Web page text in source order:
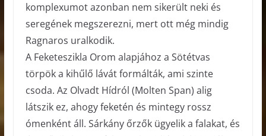
komplexumot azonban nem sikerült neki és
seregének megszerezni, mert ott még mindig
Ragnaros uralkodik.
A Feketeszikla Orom alapjához a Sötétvas
törpök a kihűlő lávát formálták, ami szinte
csoda. Az Olvadt Hídról (Molten Span) alig
látszik ez, ahogy feketén és mintegy rossz
ómenként áll. Sárkány őrzők ügyelik a falakat, és